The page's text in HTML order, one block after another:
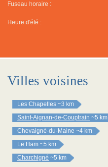
Fuseau horaire :
Heure d'été :
Villes voisines
Les Chapelles ~3 km
Saint-Aignan-de-Couptrain ~5 km
Chevaigné-du-Maine ~4 km
Le Ham ~5 km
Charchigné ~5 km